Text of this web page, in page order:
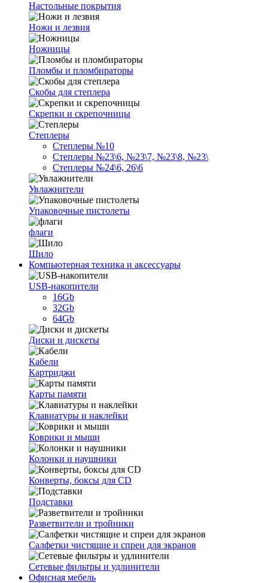
Настольные покрытия
Ножи и лезвия
Ножницы
Пломбы и пломбираторы
Скобы для степлера
Скрепки и скрепочницы
Степлеры
Степлеры №10
Степлеры №23\6, №23\7, №23\8, №23\
Степлеры №24\6, 26\6
Увлажнители
Упаковочные пистолеты
флаги
Шило
Компьютерная техника и аксессуары
USB-накопители
16Gb
32Gb
64Gb
Диски и дискеты
Кабели
Картриджи
Карты памяти
Клавиатуры и наклейки
Коврики и мыши
Колонки и наушники
Конверты, боксы для CD
Подставки
Разветвители и тройники
Салфетки чистящие и спреи для экранов
Сетевые фильтры и удлинители
Офисная мебель